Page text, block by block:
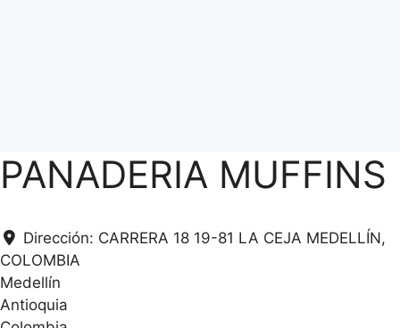
PANADERIA MUFFINS
Dirección: CARRERA 18 19-81 LA CEJA MEDELLÍN,
COLOMBIA
Medellín
Antioquia